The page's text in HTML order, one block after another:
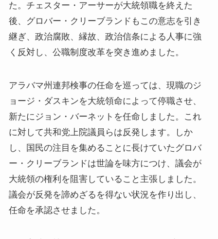
た。チェスター・アーサーが大統領職を終えた
後、グロバー・クリーブランドもこの意志を引き
継ぎ、政治腐敗、縁故、政治信条による人事に強
く反対し、公職制度改革を突き進めました。
アラバマ州連邦検事の任命を巡っては、現職のジ
ョージ・ダスキンを大統領命によって停職させ、
新たにジョン・バーネットを任命しました。これ
に対して共和党上院議員らは反発します。しか
し、国民の注目を集めることに長けていたグロバ
ー・クリーブランドは世論を味方につけ、議会が
大統領の権利を阻害していること主張しました。
議会が反発を諦めざるを得ない状況を作り出し、
任命を承認させました。